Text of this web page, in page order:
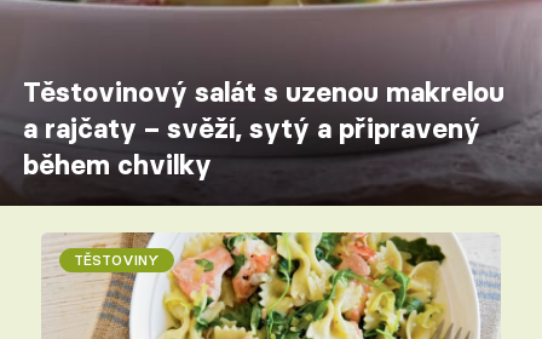
Těstovinový salát s uzenou makrelou
a rajčaty – svěží, sytý a připravený
během chvilky
TĚSTOVINY